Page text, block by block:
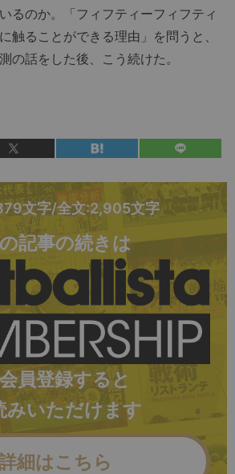
るのか。「フィフティーフィフティ
触ることができる理由」を問うと、
の話をした後、こう続けた。
文字/全文:2,905文字
記事の続きは
員登録すると
みいただけます
細はこちら